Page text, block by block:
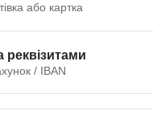
або картка
реквізитами
/ IBAN